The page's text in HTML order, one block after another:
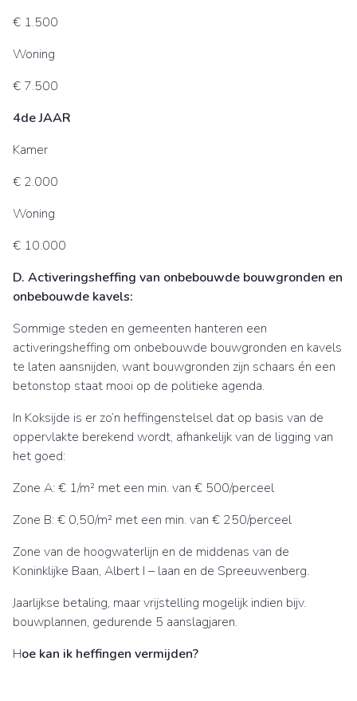
€ 1.500
Woning
€ 7.500
4de JAAR
Kamer
€ 2.000
Woning
€ 10.000
D. Activeringsheffing van onbebouwde bouwgronden en
onbebouwde kavels:
Sommige steden en gemeenten hanteren een
activeringsheffing om onbebouwde bouwgronden en kavels
te laten aansnijden, want bouwgronden zijn schaars én een
betonstop staat mooi op de politieke agenda.
In Koksijde is er zo’n heffingenstelsel dat op basis van de
oppervlakte berekend wordt, afhankelijk van de ligging van
het goed:
Zone A: € 1/m² met een min. van € 500/perceel
Zone B: € 0,50/m² met een min. van € 250/perceel
Zone van de hoogwaterlijn en de middenas van de
Koninklijke Baan, Albert I – laan en de Spreeuwenberg.
Jaarlijkse betaling, maar vrijstelling mogelijk indien bijv.
bouwplannen, gedurende 5 aanslagjaren.
Hoe kan ik heffingen vermijden?